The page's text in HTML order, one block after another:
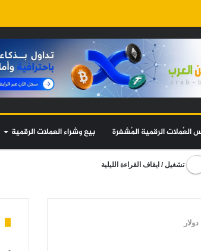
العُملات الرقمية المُشفرة بيع وشراء العملات الرقمية
تشغيل / ايقاف القراءة الليلية